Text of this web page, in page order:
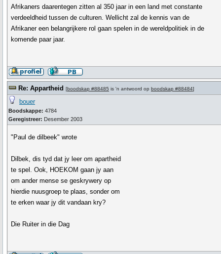
Afrikaners daarentegen zitten al 350 jaar in een land met constante
verdeeldheid tussen de culturen. Wellicht zal de kennis van de
Afrikaner een belangrijkere rol gaan spelen in de wereldpolitiek in de
komende paar jaar.
Re: Appartheid [boodskap #88485 is 'n antwoord op boodskap #88484]
bouer
Boodskappe: 4784
Geregistreer: Desember 2003
"Paul de dilbeek" wrote
Dilbek, dis tyd dat jy leer om apartheid
te spel. Ook, HOEKOM gaan jy aan
om ander mense se geskrywery op
hierdie nuusgroep te plaas, sonder om
te erken waar jy dit vandaan kry?
Die Ruiter in die Dag